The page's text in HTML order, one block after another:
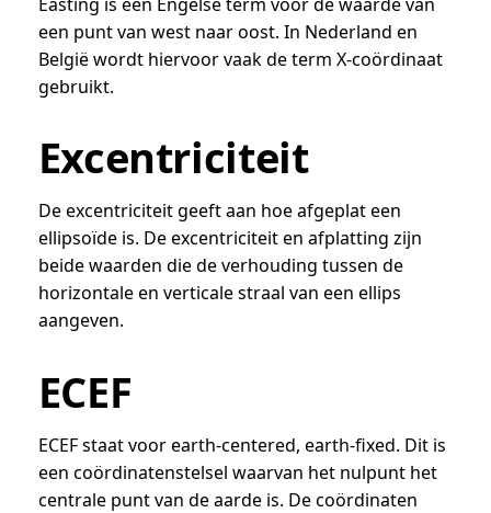
een punt van west naar oost. In Nederland en
België wordt hiervoor vaak de term X-coördinaat
gebruikt.
Excentriciteit
De excentriciteit geeft aan hoe afgeplat een
ellipsoïde is. De excentriciteit en afplatting zijn
beide waarden die de verhouding tussen de
horizontale en verticale straal van een ellips
aangeven.
ECEF
ECEF staat voor earth-centered, earth-fixed. Dit is
een coördinatenstelsel waarvan het nulpunt het
centrale punt van de aarde is. De coördinaten